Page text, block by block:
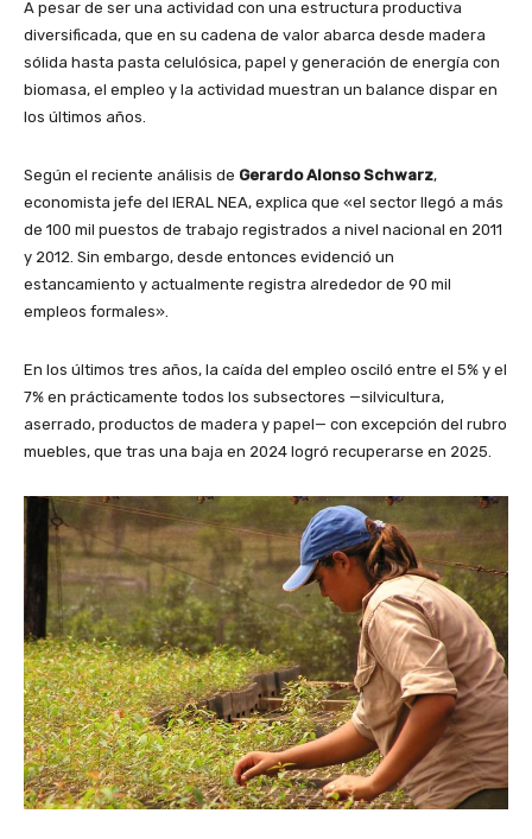
A pesar de ser una actividad con una estructura productiva
diversificada, que en su cadena de valor abarca desde madera
sólida hasta pasta celulósica, papel y generación de energía con
biomasa, el empleo y la actividad muestran un balance dispar en
los últimos años.
Según el reciente análisis de Gerardo Alonso Schwarz,
economista jefe del IERAL NEA, explica que «el sector llegó a más
de 100 mil puestos de trabajo registrados a nivel nacional en 2011
y 2012. Sin embargo, desde entonces evidenció un
estancamiento y actualmente registra alrededor de 90 mil
empleos formales».
En los últimos tres años, la caída del empleo osciló entre el 5% y el
7% en prácticamente todos los subsectores —silvicultura,
aserrado, productos de madera y papel— con excepción del rubro
muebles, que tras una baja en 2024 logró recuperarse en 2025.